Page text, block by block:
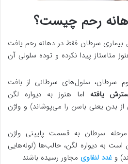
رحم چیست؟
بیماری سرطان فقط در دهانه رحم یافت
متاستاز پیدا نکرده و توده سلولی آن
سرطان، سلول‌های سرطانی از بافت
یافته اما هنوز به دیواره لگن
بدن یعنی باسن را می‌پوشاند) و واژن
سرطان به قسمت پایینی واژن
به دیواره لگن، حالب‌ها (لوله‌هایی
و غدد لنفاوی مجاور رسیده باشند